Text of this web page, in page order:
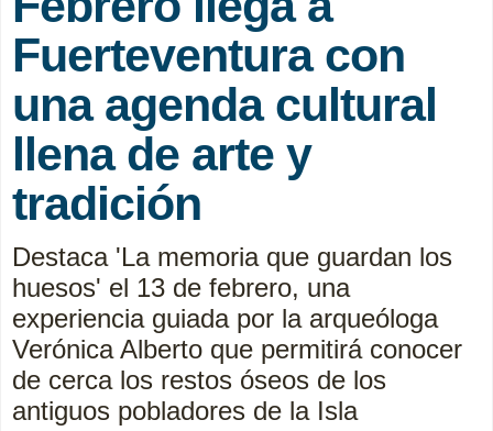
Fuerteventura con
una agenda cultural
llena de arte y
tradición
Destaca 'La memoria que guardan los
huesos' el 13 de febrero, una
experiencia guiada por la arqueóloga
Verónica Alberto que permitirá conocer
de cerca los restos óseos de los
antiguos pobladores de la Isla